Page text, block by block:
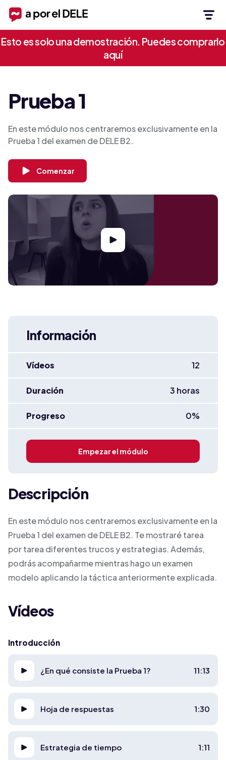
Esto es solo una demostración. Puedes comprarlo
aquí
Prueba 1
En este módulo nos centraremos exclusivamente en la
Prueba 1 del examen de DELE B2.
Comenzar
Información
Vídeos 12
Duración 3 horas
Progreso 0%
Empezar el módulo
Descripción
En este módulo nos centraremos exclusivamente en la
Prueba 1 del examen de DELE B2. Te mostraré tarea
por tarea diferentes trucos y estrategias. Además,
podrás acompañarme mientras hago un examen
modelo aplicando la táctica anteriormente explicada.
Vídeos
Introducción
¿En qué consiste la Prueba 1? 11:13
Hoja de respuestas 1:30
Estrategia de tiempo 1:11